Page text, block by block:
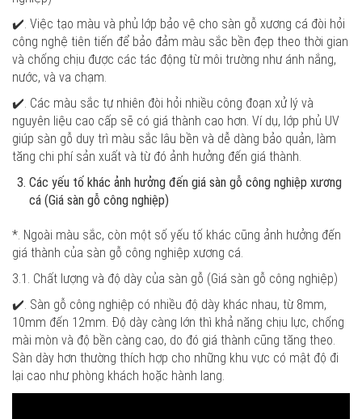
✔️. Việc tạo màu và phủ lớp bảo vệ cho sàn gỗ xương cá đòi hỏi
công nghệ tiên tiến để bảo đảm màu sắc bền đẹp theo thời gian
và chống chịu được các tác động từ môi trường như ánh nắng,
nước, và va chạm.
✔️. Các màu sắc tự nhiên đòi hỏi nhiều công đoạn xử lý và
nguyên liệu cao cấp sẽ có giá thành cao hơn. Ví dụ, lớp phủ UV
giúp sàn gỗ duy trì màu sắc lâu bền và dễ dàng bảo quản, làm
tăng chi phí sản xuất và từ đó ảnh hưởng đến giá thành.
Các yếu tố khác ảnh hưởng đến giá sàn gỗ công nghiệp xương
cá (Giá sàn gỗ công nghiệp)
*. Ngoài màu sắc, còn một số yếu tố khác cũng ảnh hưởng đến
giá thành của sàn gỗ công nghiệp xương cá.
3.1. Chất lượng và độ dày của sàn gỗ (Giá sàn gỗ công nghiệp)
✔️. Sàn gỗ công nghiệp có nhiều độ dày khác nhau, từ 8mm,
10mm đến 12mm. Độ dày càng lớn thì khả năng chịu lực, chống
mài mòn và độ bền càng cao, do đó giá thành cũng tăng theo.
Sàn dày hơn thường thích hợp cho những khu vực có mật độ đi
lại cao như phòng khách hoặc hành lang.